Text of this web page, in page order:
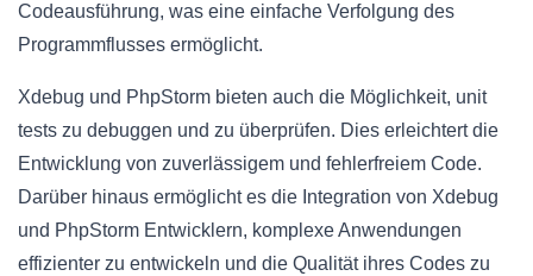
Codeausführung, was eine einfache Verfolgung des
Programmflusses ermöglicht.
Xdebug und PhpStorm bieten auch die Möglichkeit, unit
tests zu debuggen und zu überprüfen. Dies erleichtert die
Entwicklung von zuverlässigem und fehlerfreiem Code.
Darüber hinaus ermöglicht es die Integration von Xdebug
und PhpStorm Entwicklern, komplexe Anwendungen
effizienter zu entwickeln und die Qualität ihres Codes zu